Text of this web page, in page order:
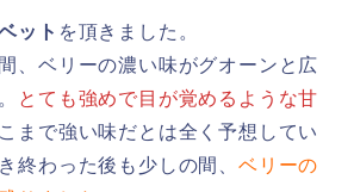
ット を頂きました。
、ベリーの濃い味がグオーンと広
とても強めで目が覚めるような甘
まで強い味だとは全く予想してい
終わった後も少しの間、ベリーの